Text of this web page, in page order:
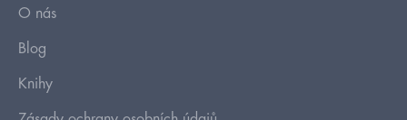
O nás
Blog
Knihy